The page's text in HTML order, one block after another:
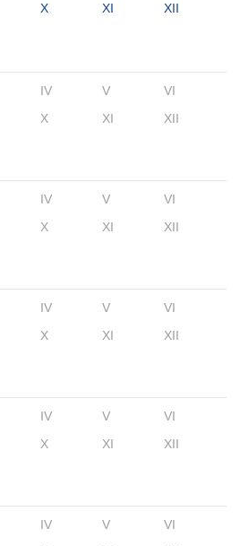
X XI XII
IV V
VI
X XI XII
IV V
VI
X XI XII
IV V
VI
X XI XII
IV V
VI
X XI XII
IV V
VI